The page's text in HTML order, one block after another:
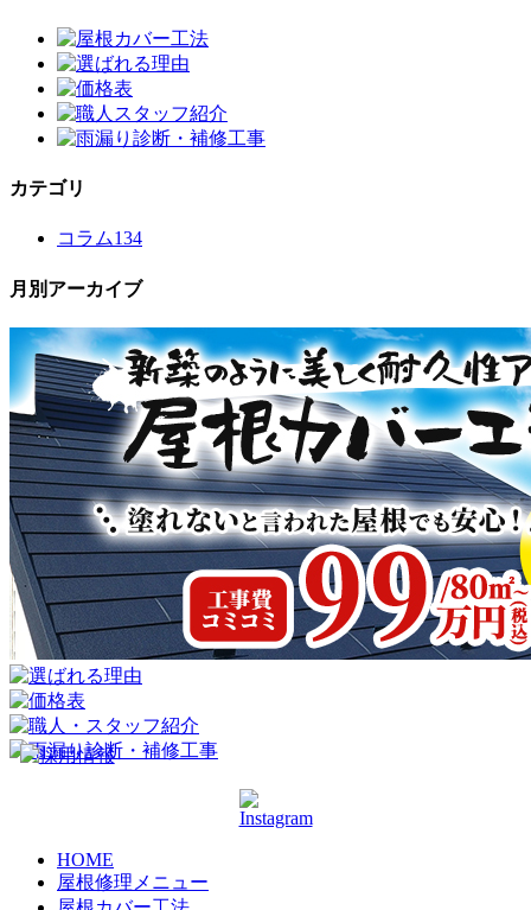
カテゴリ
コラム134
月別アーカイブ
HOME
屋根修理メニュー